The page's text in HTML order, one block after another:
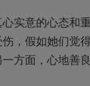
实意的心态和
，假如她们觉
方面，心地善